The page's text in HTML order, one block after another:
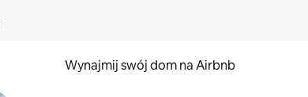
Wynajmij swój dom na Airbnb